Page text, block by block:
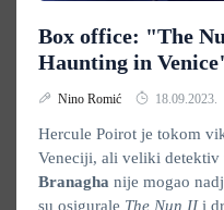
Box office: "The
Haunting in
Nino Romić 18.09.2023.
Hercule Poirot je tokom
Veneciji, ali veliki
Branagha nije mogao
su osigurale The Nun IIi